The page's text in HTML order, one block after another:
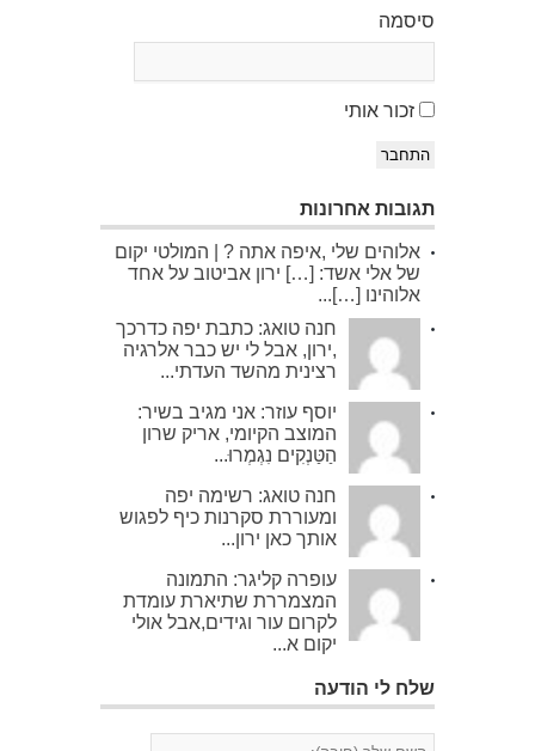
סיסמה
זכור אותי
התחבר
תגובות אחרונות
אלוהים שלי ,איפה אתה ? | המולטי יקום
של אלי אשד: […] ירון אביטוב על אחד
אלוהינו […]...
חנה טואג: כתבת יפה כדרכך
,ירון, אבל לי יש כבר אלרגיה
רצינית מהשד העדתי...
יוסף עוזר: אני מגיב בשיר:
המוצב הקיומי, אריק שרון
הַטַּנְקִים נִגְמְרוּ...
חנה טואג: רשימה יפה
ומעוררת סקרנות כיף לפגוש
אותך כאן ירון...
עופרה קליגר: התמונה
המצמררת שתיארת עומדת
לקרום עור וגידים,אבל אולי
יקום א...
שלח לי הודעה